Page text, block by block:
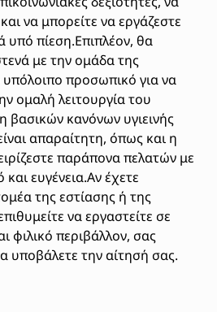
και να μπορείτε να εργάζεστε
υπό πίεση.Επιπλέον, θα
με την ομάδα της
υπόλοιπο προσωπικό για να
ομαλή λειτουργία του
κανόνων υγιεινής
απαραίτητη, όπως και η
παράπονα πελατών με
ευγένεια.Αν έχετε
της εστίασης ή της
να εργαστείτε σε
φιλικό περιβάλλον, σας
υποβάλετε την αίτησή σας.